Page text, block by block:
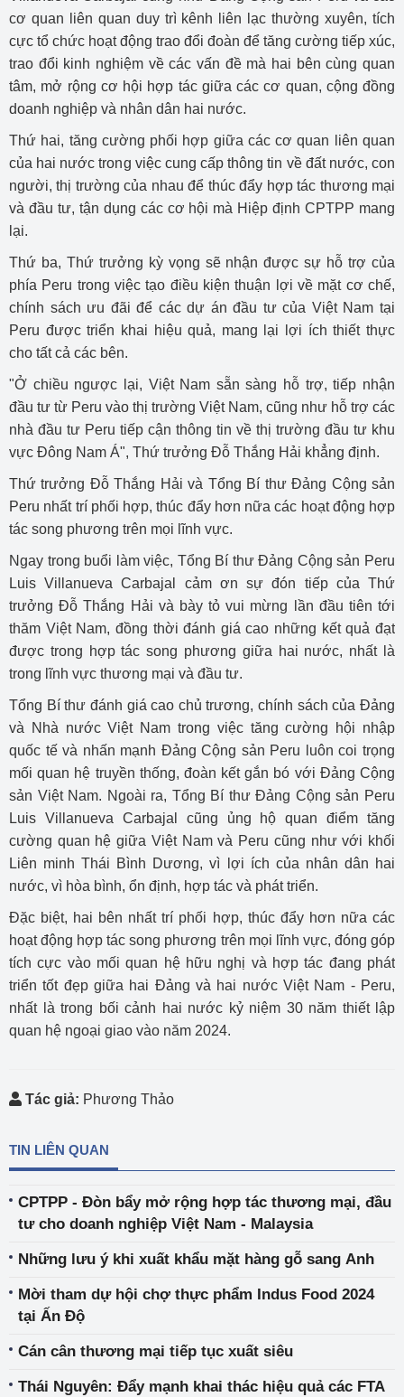
cơ quan liên quan duy trì kênh liên lạc thường xuyên, tích
cực tổ chức hoạt động trao đổi đoàn để tăng cường tiếp xúc,
trao đổi kinh nghiệm về các vấn đề mà hai bên cùng quan
tâm, mở rộng cơ hội hợp tác giữa các cơ quan, cộng đồng
doanh nghiệp và nhân dân hai nước.
Thứ hai, tăng cường phối hợp giữa các cơ quan liên quan
của hai nước trong việc cung cấp thông tin về đất nước, con
người, thị trường của nhau để thúc đẩy hợp tác thương mại
và đầu tư, tận dụng các cơ hội mà Hiệp định CPTPP mang
lại.
Thứ ba, Thứ trưởng kỳ vọng sẽ nhận được sự hỗ trợ của
phía Peru trong việc tạo điều kiện thuận lợi về mặt cơ chế,
chính sách ưu đãi để các dự án đầu tư của Việt Nam tại
Peru được triển khai hiệu quả, mang lại lợi ích thiết thực
cho tất cả các bên.
"Ở chiều ngược lại, Việt Nam sẵn sàng hỗ trợ, tiếp nhận
đầu tư từ Peru vào thị trường Việt Nam, cũng như hỗ trợ các
nhà đầu tư Peru tiếp cận thông tin về thị trường đầu tư khu
vực Đông Nam Á", Thứ trưởng Đỗ Thắng Hải khẳng định.
Thứ trưởng Đỗ Thắng Hải và Tổng Bí thư Đảng Cộng sản
Peru nhất trí phối hợp, thúc đẩy hơn nữa các hoạt động hợp
tác song phương trên mọi lĩnh vực.
Ngay trong buổi làm việc, Tổng Bí thư Đảng Cộng sản Peru
Luis Villanueva Carbajal cảm ơn sự đón tiếp của Thứ
trưởng Đỗ Thắng Hải và bày tỏ vui mừng lần đầu tiên tới
thăm Việt Nam, đồng thời đánh giá cao những kết quả đạt
được trong hợp tác song phương giữa hai nước, nhất là
trong lĩnh vực thương mại và đầu tư.
Tổng Bí thư đánh giá cao chủ trương, chính sách của Đảng
và Nhà nước Việt Nam trong việc tăng cường hội nhập
quốc tế và nhấn mạnh Đảng Cộng sản Peru luôn coi trọng
mối quan hệ truyền thống, đoàn kết gắn bó với Đảng Cộng
sản Việt Nam. Ngoài ra, Tổng Bí thư Đảng Cộng sản Peru
Luis Villanueva Carbajal cũng ủng hộ quan điểm tăng
cường quan hệ giữa Việt Nam và Peru cũng như với khối
Liên minh Thái Bình Dương, vì lợi ích của nhân dân hai
nước, vì hòa bình, ổn định, hợp tác và phát triển.
Đặc biệt, hai bên nhất trí phối hợp, thúc đẩy hơn nữa các
hoạt động hợp tác song phương trên mọi lĩnh vực, đóng góp
tích cực vào mối quan hệ hữu nghị và hợp tác đang phát
triển tốt đẹp giữa hai Đảng và hai nước Việt Nam - Peru,
nhất là trong bối cảnh hai nước kỷ niệm 30 năm thiết lập
quan hệ ngoại giao vào năm 2024.
Tác giả: Phương Thảo
TIN LIÊN QUAN
CPTPP - Đòn bẩy mở rộng hợp tác thương mại, đầu
tư cho doanh nghiệp Việt Nam - Malaysia
Những lưu ý khi xuất khẩu mặt hàng gỗ sang Anh
Mời tham dự hội chợ thực phẩm Indus Food 2024
tại Ấn Độ
Cán cân thương mại tiếp tục xuất siêu
Thái Nguyên: Đẩy mạnh khai thác hiệu quả các FTA